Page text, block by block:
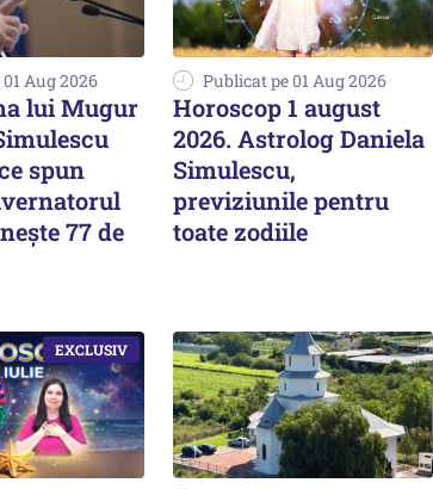
Aug 2026
lui Mugur
spun
77 de
Publicat pe 01 Aug 2026
Horoscop 1 august
2026. Astrolog Daniela
Simulescu,
previziunile pentru
toate zodiile